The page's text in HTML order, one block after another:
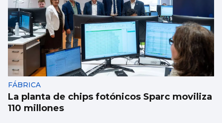
FÁBRICA
La planta de chips fotónicos Sparc moviliza
110 millones